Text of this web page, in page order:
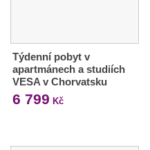
Týdenní pobyt v
apartmánech a studiích
VESA v Chorvatsku
6 799 Kč